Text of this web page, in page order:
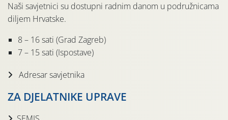
Naši savjetnici su dostupni radnim danom u podružnicama
diljem Hrvatske.
8 – 16 sati (Grad Zagreb)
7 – 15 sati (Ispostave)
Adresar savjetnika
ZA DJELATNIKE UPRAVE